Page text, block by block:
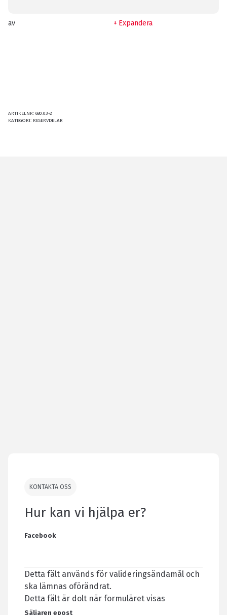
av Expandera
ARTIKELNR: 680.03-2
KATEGORI: RESERVDELAR
KONTAKTA OSS
Hur kan vi hjälpa er?
Facebook
Detta fält används för valideringsändamål och
ska lämnas oförändrat.
Detta fält är dolt när formuläret visas
Säljaren epost